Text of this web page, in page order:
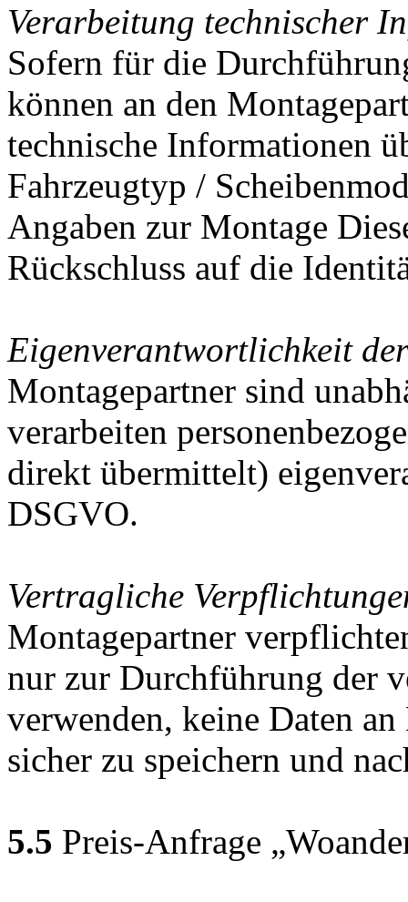
Verarbeitung technischer
Sofern für die
können an den
technische Informationen
Fahrzeugtyp /
Angaben zur Montage
Rückschluss auf die
Eigenverantwortlichkeit
Montagepartner sind
verarbeiten
direkt übermittelt)
DSGVO.
Vertragliche
Montagepartner
nur zur Durchführung der
verwenden, keine Daten
sicher zu speichern und
5.5 Preis-Anfrage